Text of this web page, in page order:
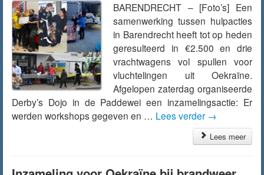
BARENDRECHT – [Foto’s] Een
samenwerking tussen hulpacties
in Barendrecht heeft tot op heden
geresulteerd in €2.500 en drie
vrachtwagens vol spullen voor
vluchtelingen uit Oekraïne.
Afgelopen zaterdag organiseerde
Derby’s Dojo in de Paddewei een inzamelingsactie: Er
werden workshops gegeven en … Lees verder →
Lees meer